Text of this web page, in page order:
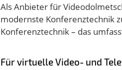
Als Anbieter für
modernste Konferenztechnik
Konferenztechnik – das
Für virtuelle Video- und